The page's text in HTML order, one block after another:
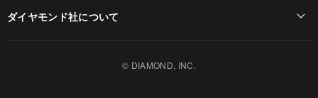
ダイヤモンド社について
© DIAMOND, INC.